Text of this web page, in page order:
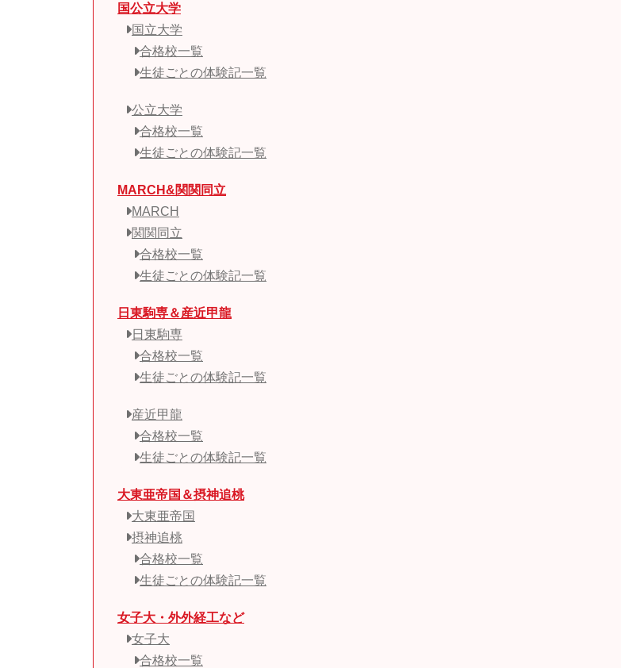
国公立大学
国立大学
合格校一覧
生徒ごとの体験記一覧
公立大学
合格校一覧
生徒ごとの体験記一覧
MARCH&関関同立
MARCH
関関同立
合格校一覧
生徒ごとの体験記一覧
日東駒専＆産近甲龍
日東駒専
合格校一覧
生徒ごとの体験記一覧
産近甲龍
合格校一覧
生徒ごとの体験記一覧
大東亜帝国＆摂神追桃
大東亜帝国
摂神追桃
合格校一覧
生徒ごとの体験記一覧
女子大・外外経工など
女子大
合格校一覧